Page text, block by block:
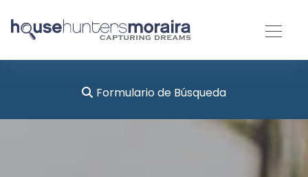
Formulario de Búsqueda